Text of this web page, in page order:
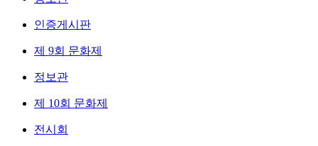
인증게시판
제 9회 문화제
정보관
제 10회 문화제
전시회